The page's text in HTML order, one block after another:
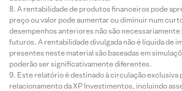
A rentabilidade de produtos financeiros pode
preço ou valor pode aumentar ou diminuir num
desempenhos anteriores não são
futuros. A rentabilidade divulgada não é líquida de
presentes neste material são baseadas em
poderão ser significativamente diferentes.
Este relatório é destinado à circulação exclusiva
relacionamento da XP Investimentos, incluindo